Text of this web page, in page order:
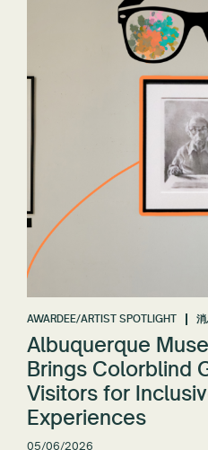
AWARDEE/ARTIST SPOTLIGHT 消
Albuquerque
Brings Colorblind
Visitors for
Experiences
05/06/2026